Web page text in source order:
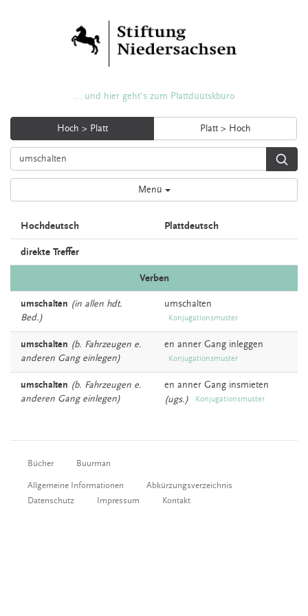
... und hier geht's zum Plattdüütskbüro
Hoch > Platt Platt > Hoch
Menü
Hochdeutsch Plattdeutsch
direkte Treffer
Verben
umschalten (in allen hdt.
Bed.)
umschalten
Konjugationsmuster
umschalten (b. Fahrzeugen e.
anderen Gang einlegen)
en anner Gang inleggen
Konjugationsmuster
umschalten (b. Fahrzeugen e.
anderen Gang einlegen)
en anner Gang insmieten
(ugs.)
Konjugationsmuster
Bücher Buurman
Allgemeine Informationen
Abkürzungsverzeichnis
Datenschutz
Impressum Kontakt